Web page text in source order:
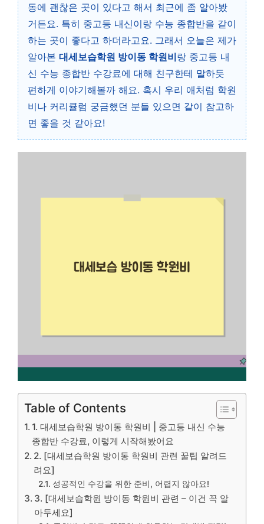
동에 괜찮은 곳이 있다고 해서 최근에 좀 알아봤
거든요. 특히 중고등 내신이랑 수능 종합반을 같이
하는 곳이 좋다고 하더라고요. 그래서 오늘은 제가
알아본 대세보습학원 방이동 학원비랑 중고등 내
신 수능 종합반 수강료에 대해 친구한테 말하듯
편하게 이야기해볼까 해요. 혹시 우리 애처럼 학원
비나 커리큘럼 궁금했던 분들 있으면 같이 참고하
면 좋을 것 같아요!
Table of Contents
1. 대세보습학원 방이동 학원비 | 중고등 내신 수능
종합반 수강료, 이렇게 시작해봤어요
2. [대세보습학원 방이동 학원비 관련 꿀팁 알려드
려요]
성공적인 수강을 위한 준비, 어렵지 않아요!
3. [대세보습학원 방이동 학원비 관련 – 이건 꼭 알
아두세요]